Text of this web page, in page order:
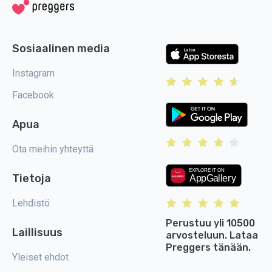
Sosiaalinen media
Instagram
Facebook
Apua
Ota meihin yhteyttä
Tietoja
Lehdistö
Laillisuus
Yleiset ehdot
Perustuu yli 10500
arvosteluun. Lataa
Preggers tänään.